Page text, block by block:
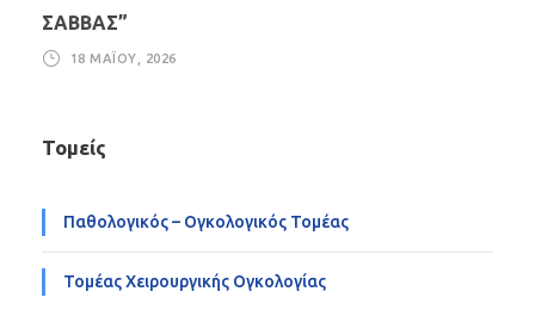
ΣΑΒΒΑΣ”
18 ΜΑΪ́ΟΥ, 2026
Τομείς
Παθολογικός – Ογκολογικός Τομέας
Τομέας Χειρουργικής Ογκολογίας